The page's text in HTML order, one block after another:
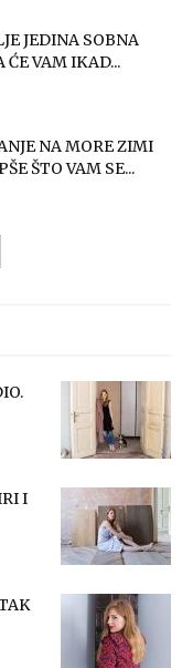
JEDINA SOBNA
ĆE VAM IKAD...
NA MORE ZIMI
ŠTO VAM SE...
I